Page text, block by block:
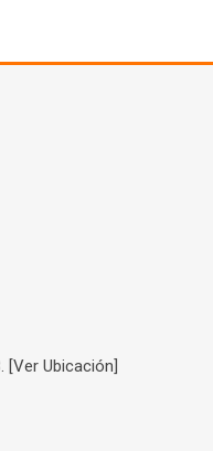
[Ver Ubicación]